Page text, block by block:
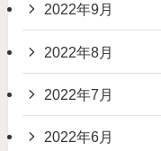
2022年9月
2022年8月
2022年7月
2022年6月